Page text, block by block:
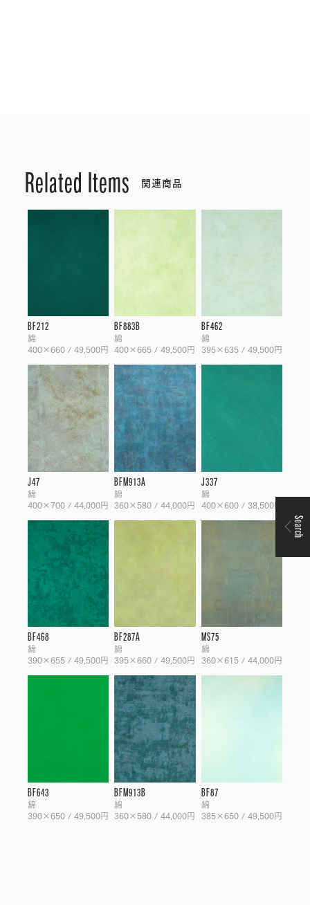
Related Items 関連商品
BF212
綿
400×660 / 49,500円
BF883B
綿
400×665 / 49,500円
BF462
綿
395×635 / 49,500円
J47
綿
400×700 / 44,000円
BFM913A
綿
360×580 / 44,000円
J337
綿
400×600 / 38,500円
BF468
綿
390×655 / 49,500円
BF287A
綿
395×660 / 49,500円
MS75
綿
360×615 / 44,000円
BF643
綿
390×650 / 49,500円
BFM913B
綿
360×580 / 44,000円
BF87
綿
385×650 / 49,500円
Search